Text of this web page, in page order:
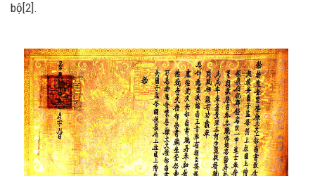
bộ[2].